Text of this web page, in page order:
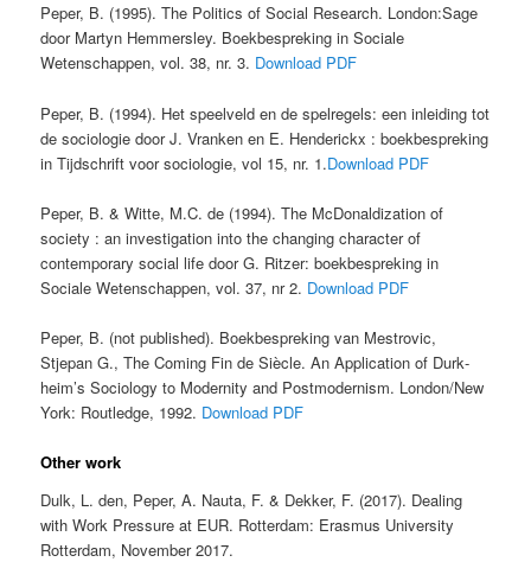
Peper, B. (1995). The Politics of Social Research. London:Sage
door Martyn Hemmersley. Boekbespreking in Sociale
Wetenschappen, vol. 38, nr. 3. Download PDF
Peper, B. (1994). Het speelveld en de spelregels: een inleiding tot
de sociologie door J. Vranken en E. Henderickx : boekbespreking
in Tijdschrift voor sociologie, vol 15, nr. 1.Download PDF
Peper, B. & Witte, M.C. de (1994). The McDonaldization of
society : an investigation into the changing character of
contemporary social life door G. Ritzer: boekbespreking in
Sociale Wetenschappen, vol. 37, nr 2. Download PDF
Peper, B. (not published). Boekbespreking van Mestrovic,
Stjepan G., The Coming Fin de Siècle. An Applica­tion of Durk­
heim’s Sociolo­gy to Modernity and Postmoder­nism. Lon­don/New
York: Routled­ge, 1992. Download PDF
Other work
Dulk, L. den, Peper, A. Nauta, F. & Dekker, F. (2017). Dealing
with Work Pressure at EUR. Rotterdam: Erasmus University
Rotterdam, November 2017.